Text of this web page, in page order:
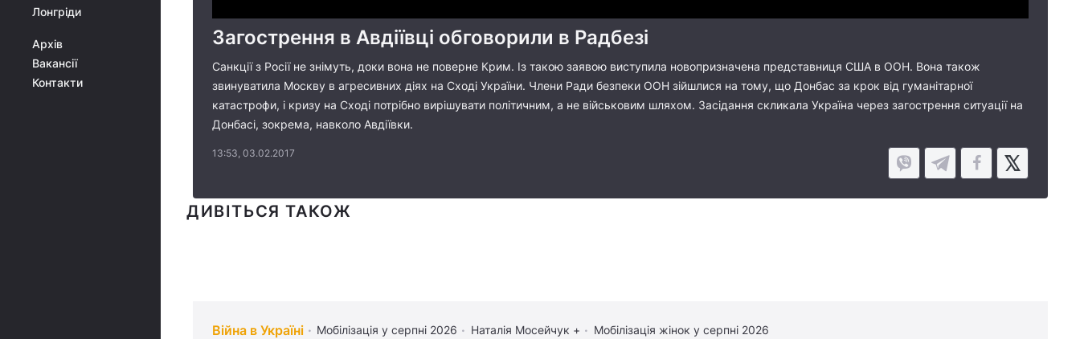
Лонгріди
Архів
Вакансії
Контакти
Загострення в Авдіївці обговорили в Радбезі
Санкції з Росії не знімуть, доки вона не поверне Крим. Із такою заявою виступила новопризначена представниця США в ООН. Вона також
звинуватила Москву в агресивних діях на Сході України. Члени Ради безпеки ООН зійшлися на тому, що Донбас за крок від гуманітарної
катастрофи, і кризу на Сході потрібно вирішувати політичним, а не військовим шляхом. Засідання скликала Україна через загострення ситуації на
Донбасі, зокрема, навколо Авдіївки.
13:53, 03.02.2017
ДИВІТЬСЯ ТАКОЖ
Війна в Україні Мобілізація у серпні 2026 Наталія Мосейчук + Мобілізація жінок у серпні 2026